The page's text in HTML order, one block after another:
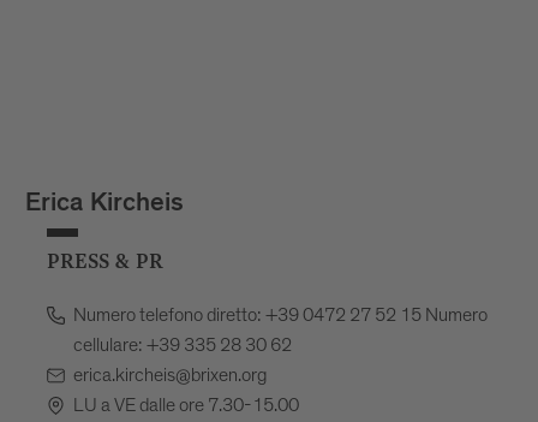
Erica Kircheis
PRESS & PR
Numero telefono diretto: +39 0472 27 52 15 Numero
cellulare: +39 335 28 30 62
erica.kircheis@brixen.org
LU a VE dalle ore 7.30-15.00